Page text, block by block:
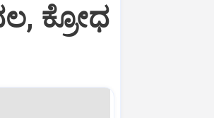
ಕ್ರೋಧ